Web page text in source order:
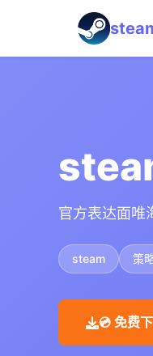
官方表达面唯
steam 策
💿 免费